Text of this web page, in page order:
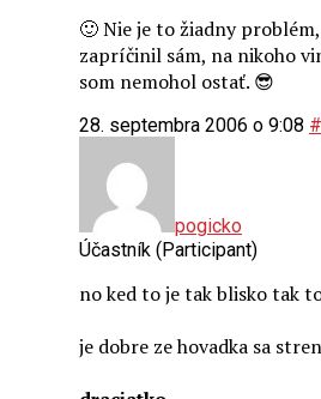
🙂 Nie je to žiadny
zapríčinil sám, na nikoho
som nemohol ostať. 😎
28. septembra 2006 o 9:08
pogicko
Účastník (Participant)
no ked to je tak blisko tak
je dobre ze hovadka sa